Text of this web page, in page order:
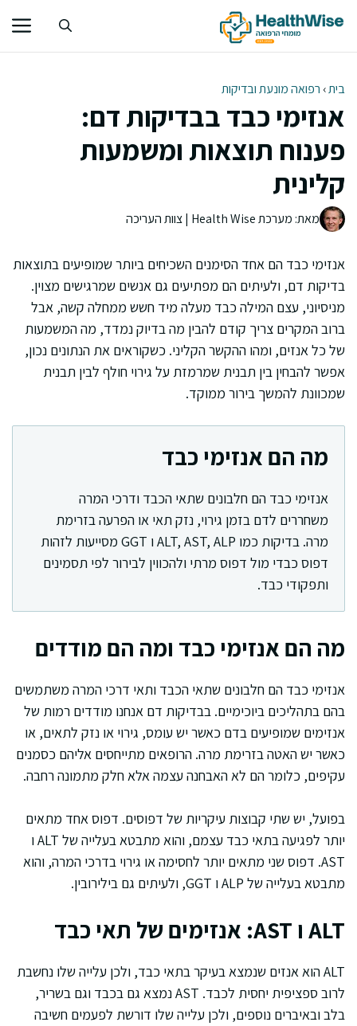
לתוכן
בית› רפואה מונעת ובדיקות
אנזימי כבד בבדיקות דם:
פענוח תוצאות ומשמעות
קלינית
מאת: מערכת Health Wise | צוות העריכה
אנזימי כבד הם אחד הסימנים השכיחים ביותר שמופיעים בתוצאות
בדיקות דם, ולעיתים הם מפתיעים גם אנשים שמרגישים מצוין.
מניסיוני, עצם המילה כבד מעלה מיד חשש ממחלה קשה, אבל
ברוב המקרים צריך קודם להבין מה בדיוק נמדד, מה המשמעות
של כל אנזים, ומהו ההקשר הקליני. כשקוראים את הנתונים נכון,
אפשר להבחין בין תבנית שמרמזת על גירוי חולף לבין תבנית
שמכוונת להמשך בירור ממוקד.
מה הם אנזימי כבד
אנזימי כבד הם חלבונים שתאי הכבד ודרכי המרה
משחררים לדם בזמן גירוי, נזק תאי או הפרעה בזרימת
מרה. בדיקות כמו ALT, AST, ALP ו GGT מסייעות לזהות
דפוס כבדי מול דפוס מרתי ולהכווין לבירור לפי תסמינים
ותפקודי כבד.
מה הם אנזימי כבד ומה הם מודדים
אנזימי כבד הם חלבונים שתאי הכבד ותאי דרכי המרה משתמשים
בהם בתהליכים ביוכימיים. בבדיקות דם אנחנו מודדים רמות של
אנזימים שמופיעים בדם כאשר יש עומס, גירוי או נזק לתאים, או
כאשר יש האטה בזרימת מרה. הרופאים מתייחסים אליהם כסמנים
עקיפים, כלומר הם לא האבחנה עצמה אלא חלק מתמונה רחבה.
בפועל, יש שתי קבוצות עיקריות של דפוסים. דפוס אחד מתאים
יותר לפגיעה בתאי כבד עצמם, והוא מתבטא בעלייה של ALT ו
AST. דפוס שני מתאים יותר לחסימה או גירוי בדרכי המרה, והוא
מתבטא בעלייה של ALP ו GGT, ולעיתים גם בילירובין.
ALT ו AST: אנזימים של תאי כבד
ALT הוא אנזים שנמצא בעיקר בתאי כבד, ולכן עלייה שלו נחשבת
לרוב ספציפית יחסית לכבד. AST נמצא גם בכבד וגם בשריר,
בלב ובאיברים נוספים, ולכן עלייה שלו דורשת לפעמים חשיבה